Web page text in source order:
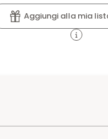
Aggiungi alla mia